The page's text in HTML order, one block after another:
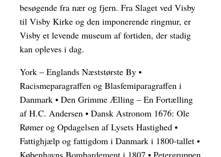
besøgende fra nær og fjern. Fra Slaget ved Visby
til Visby Kirke og den imponerende ringmur, er
Visby et levende museum af fortiden, der stadig
kan opleves i dag.
York – Englands Næststørste By •
Racismeparagraffen og Blasfemiparagraffen i
Danmark • Den Grimme Ælling – En Fortælling
af H.C. Andersen • Dansk Astronom 1676: Ole
Rømer og Opdagelsen af Lysets Hastighed •
Fattighjælp og fattigdom i Danmark i 1800-tallet •
Københavns Bombardement i 1807 • Petergruppen